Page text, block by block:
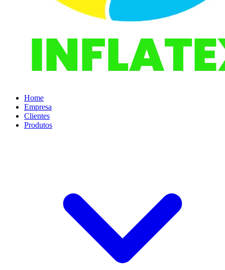
Home
Empresa
Clientes
Produtos